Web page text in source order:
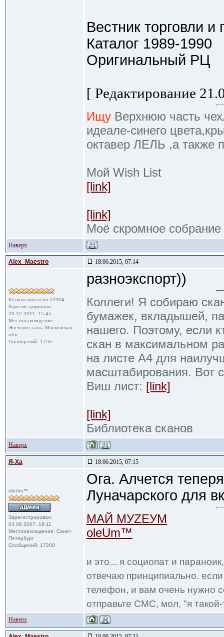
Вестник торговли
Каталог 1989-1990
Оригинальный РЦ
[ Редактирование
Ищу Верхнюю часть
идеале-синего
октавер ЛЕЛЬ ,а также
Мой Wish List
[link]
[link]
Моё скромное собрание
Наверх
Alex_Maestro 18.06.2015, 07:14
ID пользователя #2904
Зарегистрирован:
20.12.2011, 15:45
Местонахождение:
Электросталь, Московская
обл.
Сообщений: 1756
разноэкспорт))
Коллеги! Я собираю
бумажек, вкладышей,
нашего. Поэтому, если
скан в максимальном
на листе А4 для
масштабирования. Вот
Виш лист: [link]
[link]
Библиотека сканов
Наверх
Я-Ха 18.06.2015, 07:15
oleUm™
Зарегистрирован:
04.06.2007, 19:11
Местонахождение: Санкт-
Петербург
Сообщений: 17200
Ога. Алчется
Луначарского для
МАЙ МУZЕУМ
oleUm™
и это... я социопат и
отвечаю принципиально.
телефон, и вам очень нужно
отправьте СМС, мол, "я такой-
Наверх